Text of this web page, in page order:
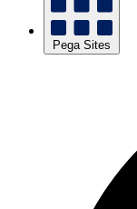
Pega Sites